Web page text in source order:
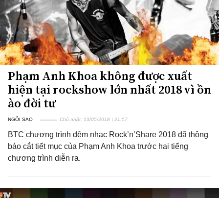
Phạm Anh Khoa không được xuất
hiện tại rockshow lớn nhất 2018 vì ồn
ào đời tư
NGÔI SAO Chủ nhật, 13/05/2018 | 21:57
BTC chương trình đêm nhạc Rock’n’Share 2018 đã thông
báo cắt tiết mục của Phạm Anh Khoa trước hai tiếng
chương trình diễn ra.